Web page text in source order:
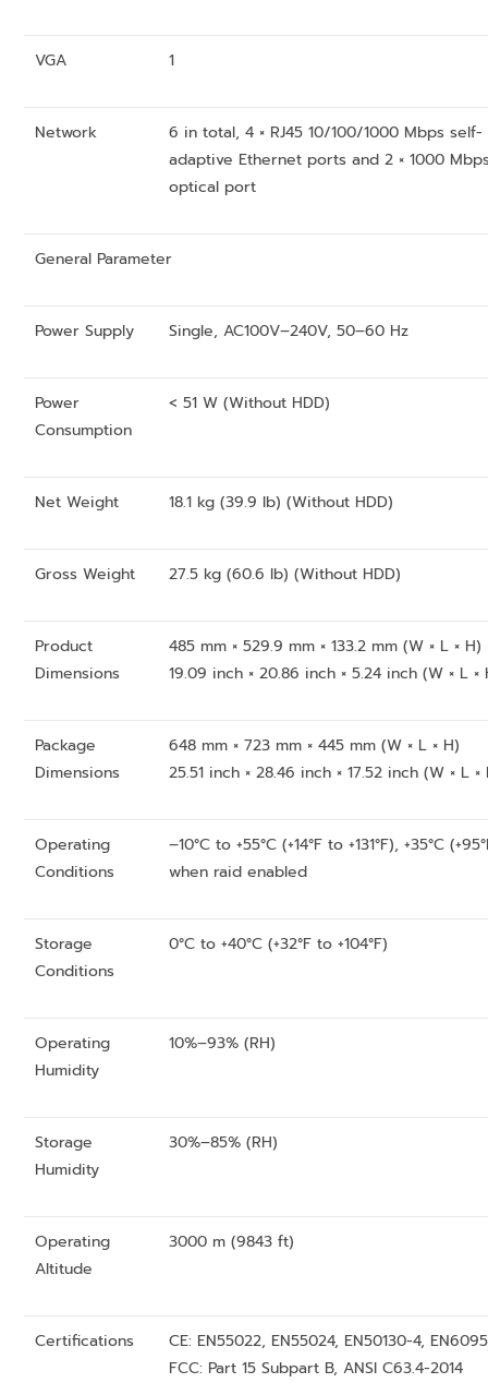
VGA 1
Network
6 in total, 4 × RJ45 10/100/1000 Mbps self-
adaptive Ethernet ports and 2 × 1000
optical port
General Parameter
Power Supply Single, AC100V–240V, 50–60 Hz
Power
Consumption
< 51 W (Without HDD)
Net Weight 18.1 kg (39.9 lb) (Without HDD)
Gross Weight 27.5 kg (60.6 lb) (Without HDD)
Product
Dimensions
485 mm × 529.9 mm × 133.2 mm (W × L × H)
19.09 inch × 20.86 inch × 5.24 inch (W × L ×
Package
Dimensions
648 mm × 723 mm × 445 mm (W × L × H)
25.51 inch × 28.46 inch × 17.52 inch (W × L ×
Operating
Conditions
–10°C to +55°C (+14°F to +131°F), +35°C
when raid enabled
Storage
Conditions
0°C to +40°C (+32°F to +104°F)
Operating
Humidity
10%–93% (RH)
Storage
Humidity
30%–85% (RH)
Operating
Altitude
3000 m (9843 ft)
Certifications
CE: EN55022, EN55024, EN50130-4,
FCC: Part 15 Subpart B, ANSI C63.4-2014